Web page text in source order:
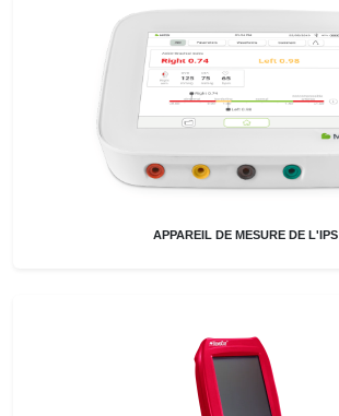
APPAREIL DE MESURE DE L'IPS